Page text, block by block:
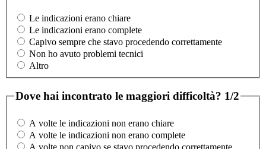
Le indicazioni erano chiare
Le indicazioni erano complete
Capivo sempre che stavo procedendo correttamente
Non ho avuto problemi tecnici
Altro
Dove hai incontrato le maggiori difficoltà? 1/2
A volte le indicazioni non erano chiare
A volte le indicazioni non erano complete